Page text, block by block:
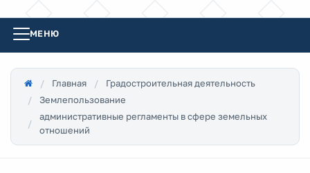
МЕНЮ
Главная
Градостроительная деятельность
Землепользование
административные регламенты в сфере земельных
отношений